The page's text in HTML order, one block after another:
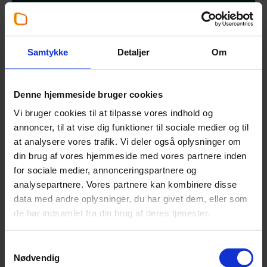
Samtykke Detaljer Om
Denne hjemmeside bruger cookies
Vi bruger cookies til at tilpasse vores indhold og
annoncer, til at vise dig funktioner til sociale medier og til
at analysere vores trafik. Vi deler også oplysninger om
din brug af vores hjemmeside med vores partnere inden
for sociale medier, annonceringspartnere og
analysepartnere. Vores partnere kan kombinere disse
data med andre oplysninger, du har givet dem, eller som
de har indsamlet fra din brug af deres tjenester.
Nødvendig
du er virksomhedsejer med en
er typisk her problemstillingen
investeringer for alvor bliver aktuel.
Har du udover formuerådgivning
også rådgivningsbehov indenfor
finansiering og pension, kan
tilbuddet også være relevant for
dig.